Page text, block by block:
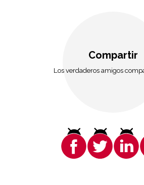
Compartir
Los verdaderos amigos